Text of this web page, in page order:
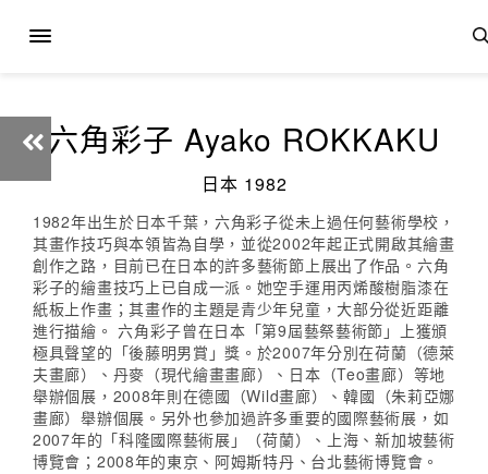
六角彩子 Ayako ROKKAKU
日本 1982
1982年出生於日本千葉，六角彩子從未上過任何藝術學校，
其畫作技巧與本領皆為自學，並從2002年起正式開啟其繪畫
創作之路，目前已在日本的許多藝術節上展出了作品。六角
彩子的繪畫技巧上已自成一派。她空手運用丙烯酸樹脂漆在
紙板上作畫；其畫作的主題是青少年兒童，大部分從近距離
進行描繪。 六角彩子曾在日本「第9屆藝祭藝術節」上獲頒
極具聲望的「後藤明男賞」獎。於2007年分別在荷蘭（德萊
夫畫廊）、丹麥（現代繪畫畫廊）、日本（Teo畫廊）等地
舉辦個展，2008年則在德國（Wild畫廊）、韓國（朱莉亞娜
畫廊）舉辦個展。另外也參加過許多重要的國際藝術展，如
2007年的「科隆國際藝術展」（荷蘭）、上海、新加坡藝術
博覽會；2008年的東京、阿姆斯特丹、台北藝術博覽會。